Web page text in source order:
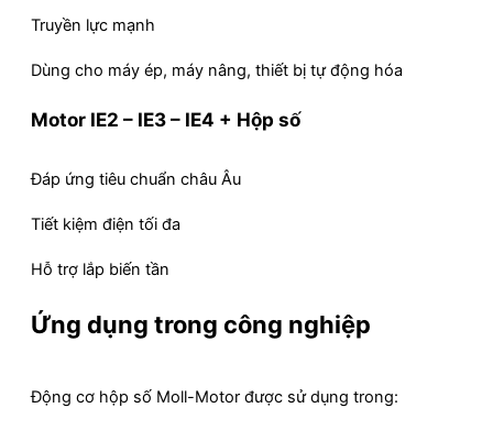
Truyền lực mạnh
Dùng cho máy ép, máy nâng, thiết bị tự động hóa
Motor IE2 – IE3 – IE4 + Hộp số
Đáp ứng tiêu chuẩn châu Âu
Tiết kiệm điện tối đa
Hỗ trợ lắp biến tần
Ứng dụng trong công nghiệp
Động cơ hộp số Moll-Motor được sử dụng trong: